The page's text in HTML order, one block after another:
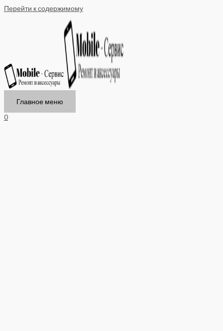
Перейти к содержимому
Главное меню
0